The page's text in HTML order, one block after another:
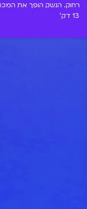
רחוק. הנשק הופך את
13 דק'